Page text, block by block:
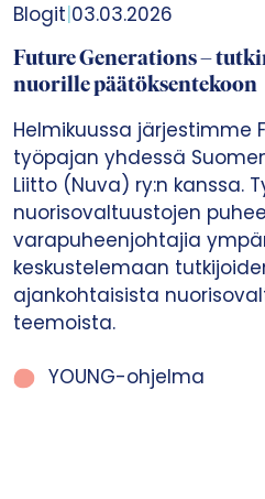
Blogit|03.03.2026
Future Generations –
nuorille päätöksentekoon
Helmikuussa järjestimme
työpajan yhdessä
Liitto (Nuva) ry:n kanssa.
nuorisovaltuustojen
varapuheenjohtajia
keskustelemaan
ajankohtaisista
teemoista.
YOUNG-ohjelma